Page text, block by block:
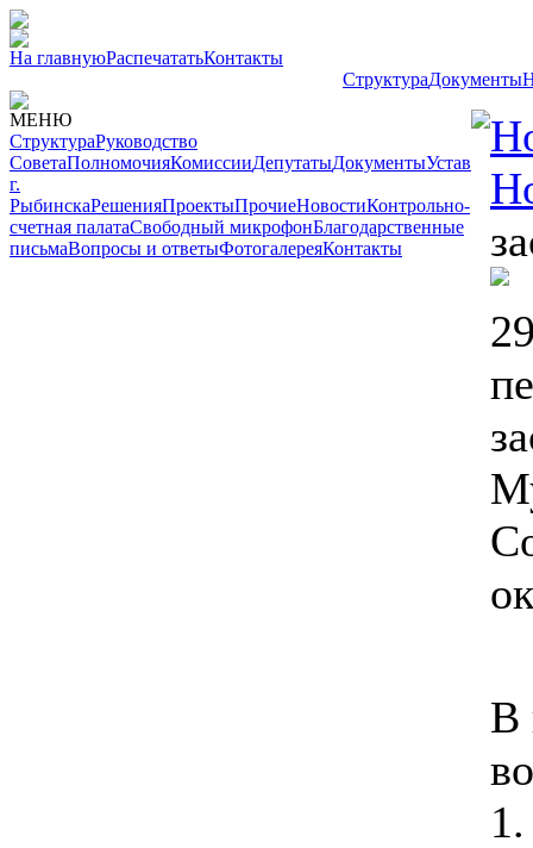
На главнуюРаспечататьКонтакты
СтруктураДокументы
МЕНЮ
СтруктураРуководство
СоветаПолномочияКомиссииДепутатыДокументыУстав
г.
РыбинскаРешенияПроектыПрочиеНовостиКонтрольно-
счетная палатаСвободный микрофонБлагодарственные
письмаВопросы и ответыФотогалереяКонтакты
В